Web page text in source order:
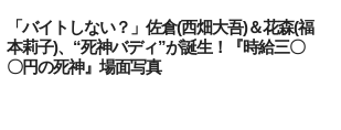
「バイトしない？」佐倉(西畑大吾)＆花森(福
本莉子)、“死神バディ”が誕生！『時給三〇
〇円の死神』場面写真